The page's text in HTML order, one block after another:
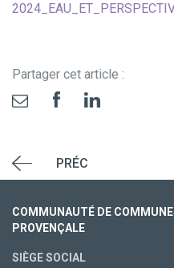
Partager cet article :
PRÉC
COMMUNAUTÉ DE
PROVENÇALE
SIÈGE SOCIAL